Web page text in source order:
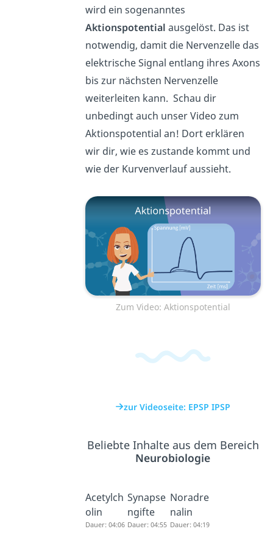
wird ein sogenanntes
Aktionspotential ausgelöst. Das ist
notwendig, damit die Nervenzelle das
elektrische Signal entlang ihres Axons
bis zur nächsten Nervenzelle
weiterleiten kann. Schau dir
unbedingt auch unser Video zum
Aktionspotential an! Dort erklären
wir dir, wie es zustande kommt und
wie der Kurvenverlauf aussieht.
Zum Video: Aktionspotential
zur Videoseite: EPSP IPSP
Beliebte Inhalte aus dem Bereich
Neurobiologie
Acetylch
olin
Dauer: 04:06
Synapse
ngifte
Dauer: 04:55
Noradre
nalin
Dauer: 04:19